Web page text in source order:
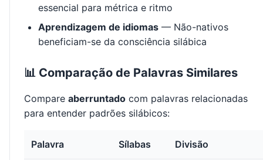
essencial para métrica e ritmo
Aprendizagem de idiomas — Não-nativos
beneficiam-se da consciência silábica
📊 Comparação de Palavras Similares
Compare aberruntado com palavras relacionadas
para entender padrões silábicos:
Palavra Sílabas Divisão